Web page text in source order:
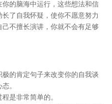
的脑海中运行，这些想法和信
了自我怀疑，使你不愿意努力
不擅长演讲，你就不会有足够
的肯定句子来改变你的自我谈
。
是非常简单的。